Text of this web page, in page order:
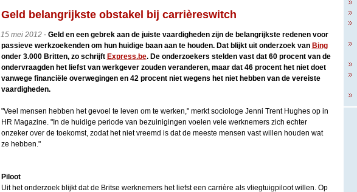
Geld belangrijkste obstakel bij carrièreswitch
15 mei 2012- Geld en een gebrek aan de juiste vaardigheden zijn de belangrijkste redenen voor
passieve werkzoekenden om hun huidige baan aan te houden. Dat blijkt uit onderzoek van Bing
onder 3.000 Britten, zo schrijft Express.be. De onderzoekers stelden vast dat 60 procent van de
ondervraagden het liefst van werkgever zouden veranderen, maar dat 46 procent het niet doet
vanwege financiële overwegingen en 42 procent niet wegens het niet hebben van de vereiste
vaardigheden.
"Veel mensen hebben het gevoel te leven om te werken," merkt sociologe Jenni Trent Hughes op in
HR Magazine. "In de huidige periode van bezuinigingen voelen vele werknemers zich echter
onzeker over de toekomst, zodat het niet vreemd is dat de meeste mensen vast willen houden wat
ze hebben."
Piloot
Uit het onderzoek blijkt dat de Britse werknemers het liefst een carrière als vliegtuigpiloot willen. Op